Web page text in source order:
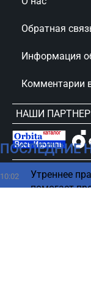
ПОСЛЕДНИЕ
10:02
Утреннее
помогает
Обратная
Информация
Комментарии
НАШИ
сursorinfo.co.il